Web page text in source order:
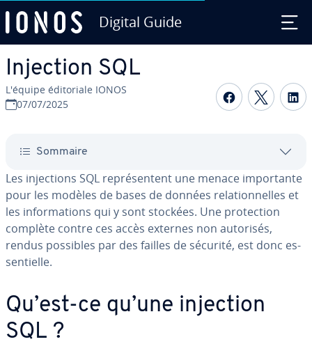
Digital Guide
Injection SQL
L'équipe édi­to­riale IONOS
07/07/2025
Partager
Sommaire
Les in­jec­tions SQL re­pré­sen­tent une menace im­por­tante
pour les modèles de bases de données re­la­tion­nelles et
les in­for­ma­tions qui y sont stockées. Une pro­tec­tion
complète contre ces accès externes non autorisés,
rendus possibles par des failles de sécurité, est donc es­
sen­tielle.
Qu’est-ce qu’une injection
SQL ?